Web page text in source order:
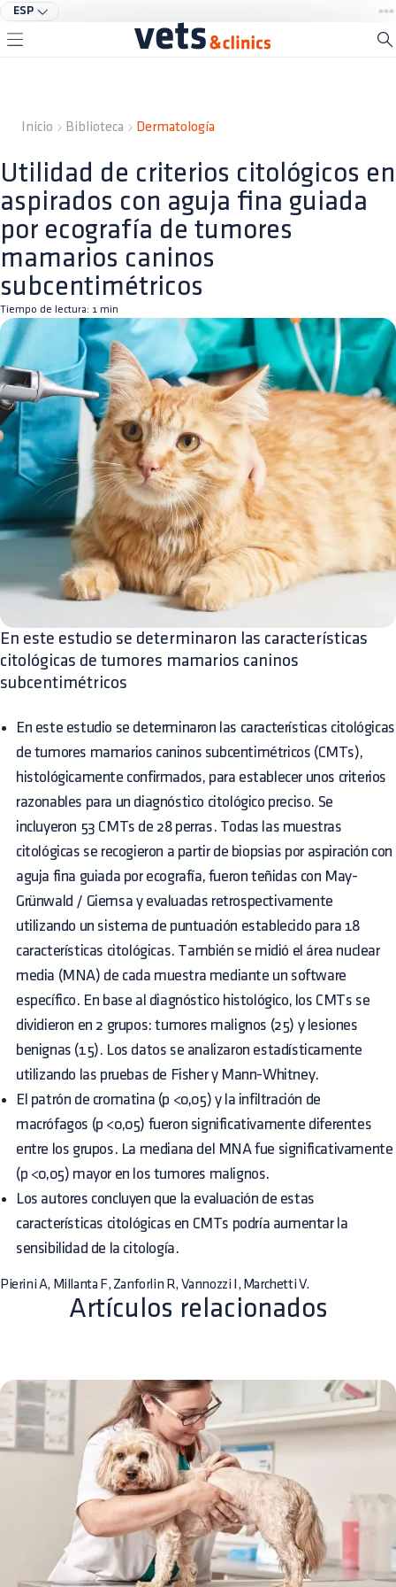
ESP
Inicio Biblioteca Dermatología
Utilidad de criterios citológicos en
aspirados con aguja fina guiada
por ecografía de tumores
mamarios caninos
subcentimétricos
Tiempo de lectura: 1 min
En este estudio se determinaron las características
citológicas de tumores mamarios caninos
subcentimétricos
En este estudio se determinaron las características citológicas
de tumores mamarios caninos subcentimétricos (CMTs),
histológicamente confirmados, para establecer unos criterios
razonables para un diagnóstico citológico preciso. Se
incluyeron 53 CMTs de 28 perras. Todas las muestras
citológicas se recogieron a partir de biopsias por aspiración con
aguja fina guiada por ecografía, fueron teñidas con May-
Grünwald / Giemsa y evaluadas retrospectivamente
utilizando un sistema de puntuación establecido para 18
características citológicas. También se midió el área nuclear
media (MNA) de cada muestra mediante un software
específico. En base al diagnóstico histológico, los CMTs se
dividieron en 2 grupos: tumores malignos (25) y lesiones
benignas (15). Los datos se analizaron estadísticamente
utilizando las pruebas de Fisher y Mann-Whitney.
El patrón de cromatina (p <0,05) y la infiltración de
macrófagos (p <0,05) fueron significativamente diferentes
entre los grupos. La mediana del MNA fue significativamente
(p <0,05) mayor en los tumores malignos.
Los autores concluyen que la evaluación de estas
características citológicas en CMTs podría aumentar la
sensibilidad de la citología.
Pierini A, Millanta F, Zanforlin R, Vannozzi I, Marchetti V.
Artículos relacionados